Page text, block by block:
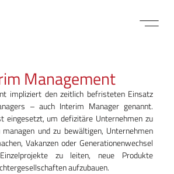
Management
impliziert den zeitlich befristeten Einsatz
– auch Interim Manager genannt.
eingesetzt, um defizitäre Unter­nehmen zu
und zu bewältigen, Unternehmen
Vakanzen oder Generationenwechsel
zu leiten, neue Produkte
aufzubauen.